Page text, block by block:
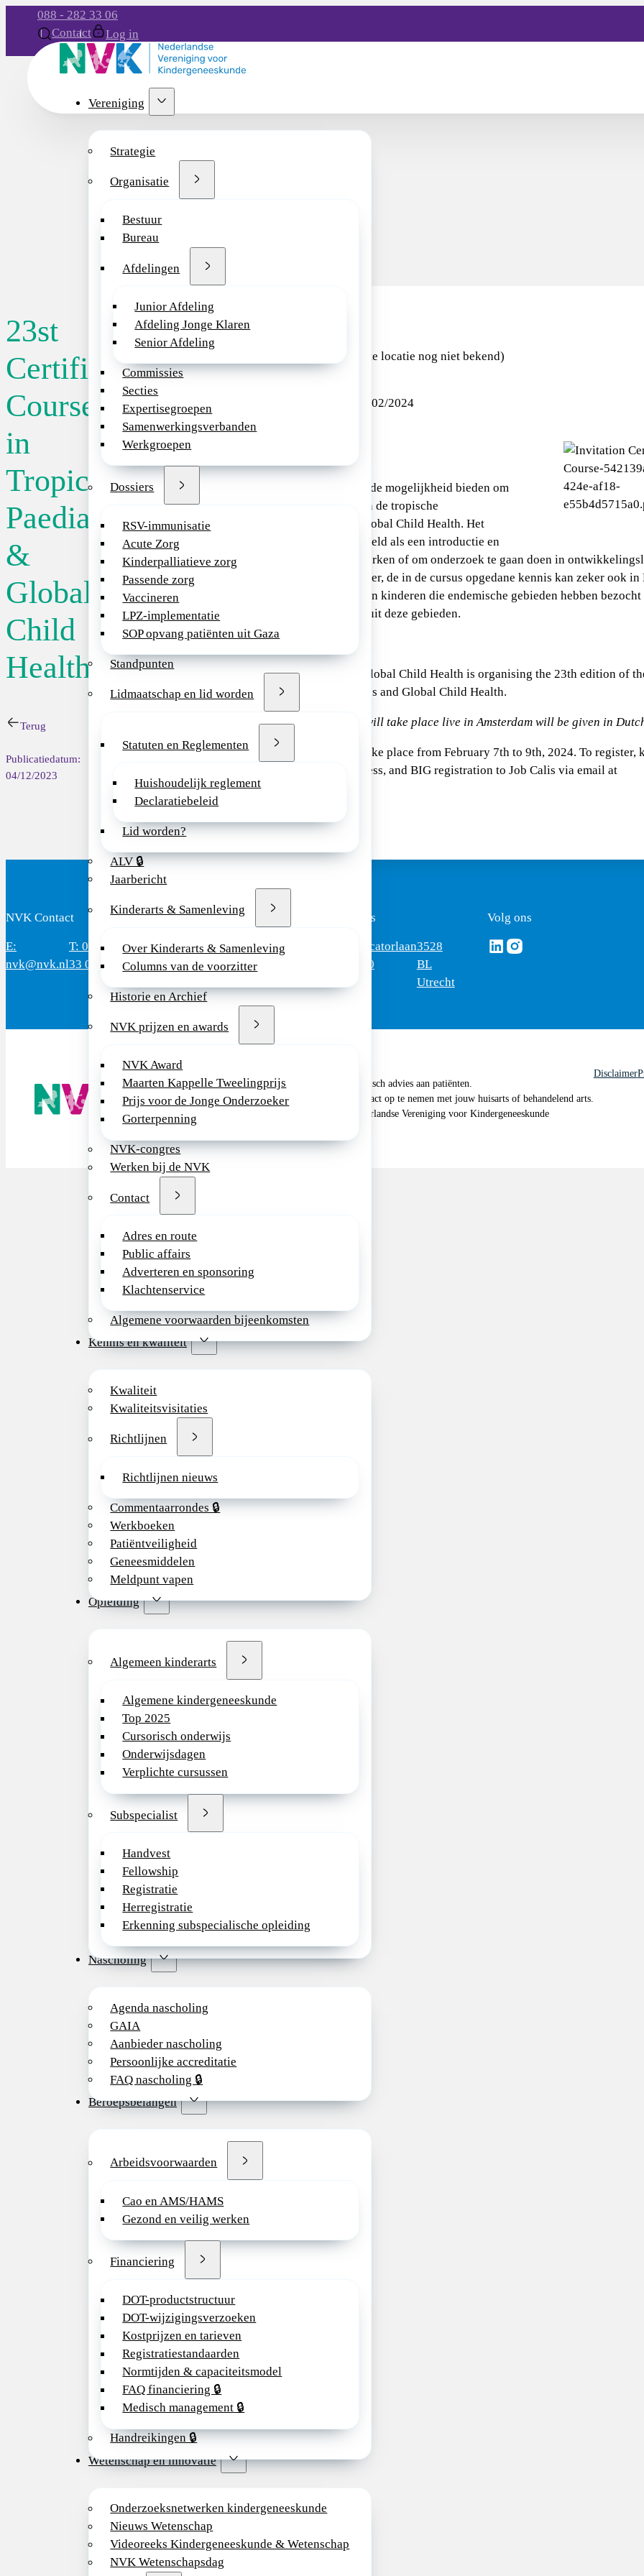
088 - 282 33 06
Contact
Log in
Vereniging
Strategie
Organisatie
Bestuur
Bureau
Afdelingen
Junior Afdeling
Afdeling Jonge Klaren
Senior Afdeling
Commissies
Secties
Expertisegroepen
Samenwerkingsverbanden
Werkgroepen
Dossiers
RSV-immunisatie
Acute Zorg
Kinderpalliatieve zorg
Passende zorg
Vaccineren
LPZ-implementatie
SOP opvang patiënten uit Gaza
Standpunten
Lidmaatschap en lid worden
Statuten en Reglementen
Huishoudelijk reglement
Declaratiebeleid
Lid worden?
ALV 🔒
Jaarbericht
Kinderarts & Samenleving
Over Kinderarts & Samenleving
Columns van de voorzitter
Historie en Archief
NVK prijzen en awards
NVK Award
Maarten Kappelle Tweelingprijs
Prijs voor de Jonge Onderzoeker
Gorterpenning
NVK-congres
Werken bij de NVK
Contact
Adres en route
Public affairs
Adverteren en sponsoring
Klachtenservice
Algemene voorwaarden bijeenkomsten
Kennis en kwaliteit
Kwaliteit
Kwaliteitsvisitaties
Richtlijnen
Richtlijnen nieuws
Commentaarrondes 🔒
Werkboeken
Patiëntveiligheid
Geneesmiddelen
Meldpunt vapen
Opleiding
Algemeen kinderarts
Algemene kindergeneeskunde
Top 2025
Cursorisch onderwijs
Onderwijsdagen
Verplichte cursussen
Subspecialist
Handvest
Fellowship
Registratie
Herregistratie
Erkenning subspecialische opleiding
Nascholing
Agenda nascholing
GAIA
Aanbieder nascholing
Persoonlijke accreditatie
FAQ nascholing 🔒
Beroepsbelangen
Arbeidsvoorwaarden
Cao en AMS/HAMS
Gezond en veilig werken
Financiering
DOT-productstructuur
DOT-wijzigingsverzoeken
Kostprijzen en tarieven
Registratiestandaarden
Normtijden & capaciteitsmodel
FAQ financiering 🔒
Medisch management 🔒
Handreikingen 🔒
Wetenschap en innovatie
Onderzoeksnetwerken kindergeneeskunde
Nieuws Wetenschap
Videoreeks Kindergeneeskunde & Wetenschap
NVK Wetenschapsdag
23st
Certificate
Course
in
Tropical
Paediatrics
&
Global
Child
Health
Terug
Publicatiedatum:
04/12/2023
Amsterdam (exacte locatie nog niet bekend)
10/02/2024
De cursus zal de kandidaten de mogelijkheid bieden om
zich verder te ontwikkelen in de tropische
kindergeneeskunde ofwel Global Child Health. Het
volgen van de cursus is bedoeld als een introductie en
aanmoediging om te gaan werken of om onderzoek te gaan doen in
(endemische gebieden). Echter, de in de cursus opgedane kennis kan zeker ook
komen bij de behandeling van kinderen die endemische gebieden hebben
etnische groepen afkomstig uit deze gebieden.
The Amsterdam Centre for Global Child Health is organising the 23th edition of
Course in Tropical Paediatrics and Global Child Health.
Please note that the course will take place live in Amsterdam will be given in
The course is scheduled to take place from February 7th to 9th, 2024. To
name, current position, address, and BIG registration to Job Calis via email at
J.c.calis@amsterdamumc.nl
NVK Contact
E:
nvk@nvk.nl
T: 088 - 282
33 06
Bereikbaar: 8.30 - 17.00 uur
(werkdagen)
Bezoekadres
Mercatorlaan
1200
3528
BL
Utrecht
Volg ons
Volg ons via Linkedin
Volg ons via Instagram
De NVK geeft geen medisch advies aan patiënten.
Wij adviseren je om contact op te nemen met jouw huisarts of behandelend arts.
Copyright © 2026, Nederlandse Vereniging voor Kindergeneeskunde
Disclaimer